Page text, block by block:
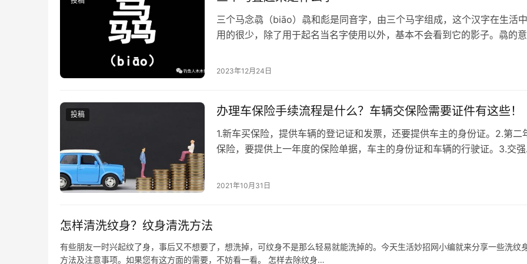
三个马念骉（biāo）骉和彪是同音字，由三个马字组成，这个汉字在生活
用的很少，除了用于起名当名字使用以外，基本不会看到它的影子。骉的意
2023年12月24日
投稿 办理车保险手续流程是什么？车辆交保险需要证件有这些！
1.新车买保险，提供车辆的登记证和发票，还要提供车主的身份证。2.第二
保险，要提供上一年度的保险单据，车主的身份证和车辆的行驶证。3.交强
2021年10月31日
怎样清洗纹身？纹身清洗方法
有些朋友一时兴起纹了身，事后又不想要了，想洗掉，可纹身不是那么轻易就能洗掉的。今天生活妙招网小编就来分享一些洗纹
方法及注意事项。如果您有这方面的需要，不妨看一看。 怎样去除纹身…